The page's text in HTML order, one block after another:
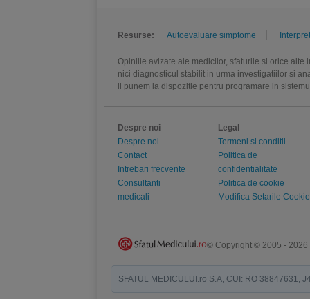
Resurse: Autoevaluare simptome
Opiniile avizate ale medicilor, sfaturile si orice
nici diagnosticul stabilit in urma investigatiilor si
ii punem la dispozitie pentru programare in
Despre noi
Despre noi
Contact
Intrebari frecvente
Consultanti
medicali
Legal
Termeni si conditii
Politica de
confidentialitate
Politica de cookie
Modifica Setarile Cookie
© Copyright © 2005 - 2026
SFATUL MEDICULUI.ro S.A, CUI: RO 38847631,